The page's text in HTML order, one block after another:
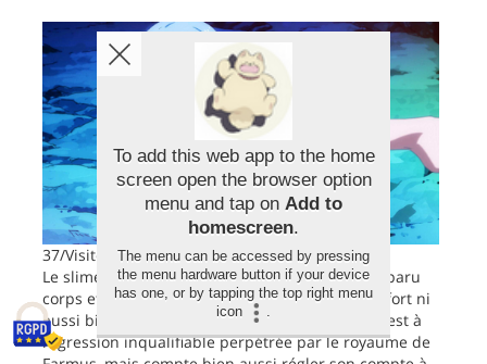
37/Visiteurs
Le slime si pacifique du début semble avoir disparu
corps et biens. Limule, qui n’a jamais été aussi fort ni
aussi bien entouré, prépare la riposte de Tempest à
l’agression inqualifiable perpétrée par le royaume de
To add this web app to the home
screen open the browser option
menu and tap on Add to
homescreen.
The menu can be accessed by pressing
the menu hardware button if your device
has one, or by tapping the top right menu
icon
.